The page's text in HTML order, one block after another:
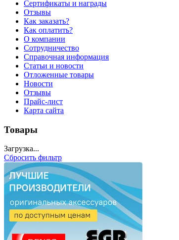
Сертификаты и награды
Отзывы
Как заказать?
Как оплатить?
О компании
Сотрудничество
Справочная информация
Статьи и новости
Отложенные товары
Новости
Отзывы
Прайс-лист
Карта сайта
Товары
Загрузка...
Сбросить фильтр